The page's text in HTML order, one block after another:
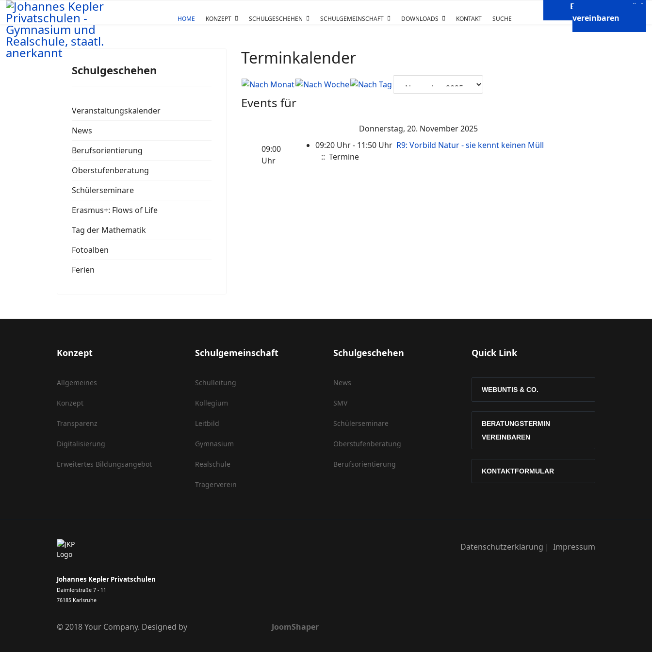
Beratungsgespräch
vereinbaren
HOME KONZEPT SCHULGESCHEHEN SCHULGEMEINSCHAFT DOWNLOADS KONTAKT SUCHE
Schulgeschehen
Veranstaltungskalender
News
Berufsorientierung
Oberstufenberatung
Schülerseminare
Erasmus+: Flows of Life
Tag der Mathematik
Fotoalben
Ferien
Terminkalender
Events für
Donnerstag, 20. November 2025
09:00
Uhr
09:20 Uhr - 11:50 Uhr R9: Vorbild Natur - sie kennt keinen Müll
:: Termine
Konzept
Allgemeines
Konzept
Transparenz
Digitalisierung
Erweitertes Bildungsangebot
Schulgemeinschaft
Schulleitung
Kollegium
Leitbild
Gymnasium
Realschule
Trägerverein
Schulgeschehen
News
SMV
Schülerseminare
Oberstufenberatung
Berufsorientierung
Quick Link
WEBUNTIS & CO.
BERATUNGSTERMIN
VEREINBAREN
KONTAKTFORMULAR
Johannes Kepler Privatschulen
Daimlerstraße 7 - 11
76185 Karlsruhe
© 2018 Your Company. Designed by JoomShaper
Datenschutzerklärung Impressum